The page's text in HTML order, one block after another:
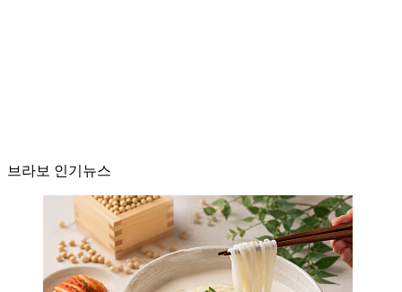
브라보 인기뉴스